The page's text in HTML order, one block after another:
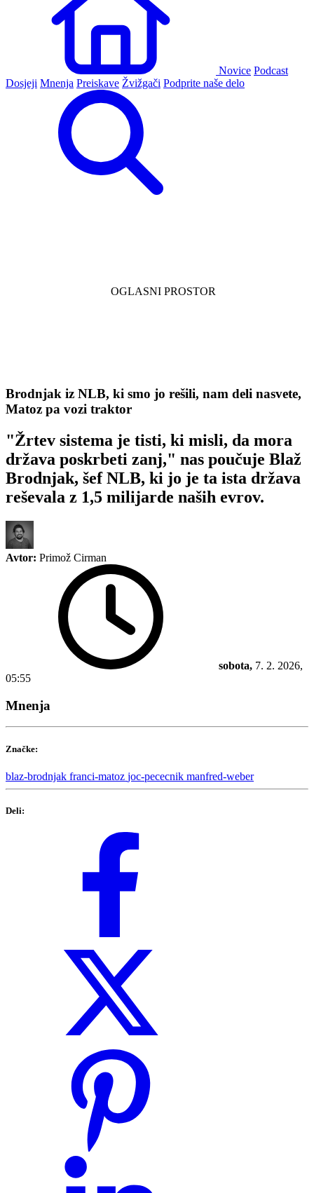
Novice Podcast
Dosjeji Mnenja Preiskave Žvižgači Podprite naše delo
Brodnjak iz NLB, ki smo jo rešili, nam deli nasvete,
Matoz pa vozi traktor
"Žrtev sistema je tisti, ki misli, da mora
država poskrbeti zanj," nas poučuje Blaž
Brodnjak, šef NLB, ki jo je ta ista država
reševala z 1,5 milijarde naših evrov.
Avtor: Primož Cirman
sobota, 7. 2. 2026,
05:55
Mnenja
Značke:
blaz-brodnjak franci-matoz joc-pececnik manfred-weber
Deli: